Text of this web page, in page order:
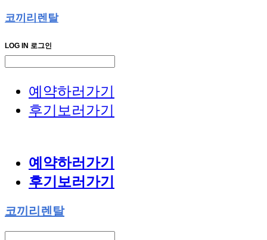
코끼리렌탈
LOG IN 로그인
예약하러가기
후기보러가기
예약하러가기
후기보러가기
코끼리렌탈